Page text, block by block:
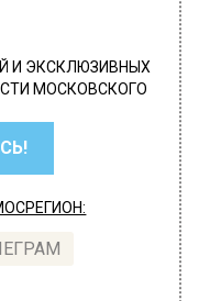
И ЭКСКЛЮЗИВНЫХ
МОСКОВСКОГО